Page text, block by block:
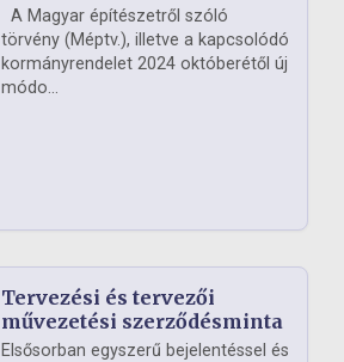
A Magyar építészetről szóló
törvény (Méptv.), illetve a kapcsolódó
kormányrendelet 2024 októberétől új
módo...
Tervezési és tervezői
művezetési szerződésminta
Elsősorban egyszerű bejelentéssel és